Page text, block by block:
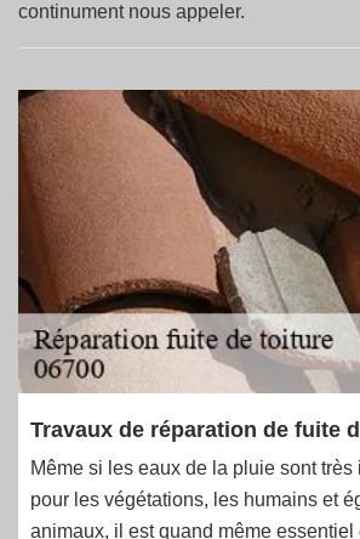
continument nous appeler.
Travaux de réparation de fuite
Même si les eaux de la pluie sont
pour les végétations, les humains et
animaux, il est quand même essentiel